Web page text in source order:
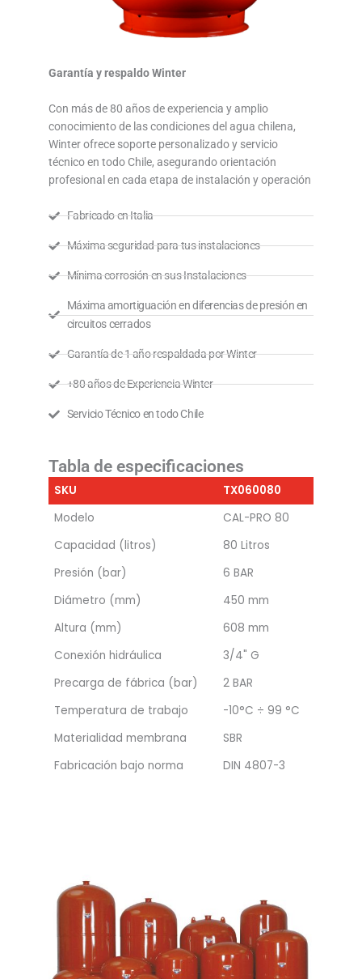
Garantía y respaldo Winter
Con más de 80 años de experiencia y amplio
conocimiento de las condiciones del agua chilena,
Winter ofrece soporte personalizado y servicio
técnico en todo Chile, asegurando orientación
profesional en cada etapa de instalación y operación
Fabricado en Italia
Máxima seguridad para tus instalaciones
Mínima corrosión en sus Instalaciones
Máxima amortiguación en diferencias de presión en
circuitos cerrados
Garantía de 1 año respaldada por Winter
+80 años de Experiencia Winter
Servicio Técnico en todo Chile
Tabla de especificaciones
SKU
TX060080
Modelo
CAL-PRO 80
Capacidad (litros)
80 Litros
Presión (bar)
6 BAR
Diámetro (mm)
450 mm
Altura (mm)
608 mm
Conexión hidráulica
3/4" G
Precarga de fábrica (bar)
2 BAR
Temperatura de trabajo
-10°C ÷ 99 °C
Materialidad membrana
SBR
Fabricación bajo norma
DIN 4807-3